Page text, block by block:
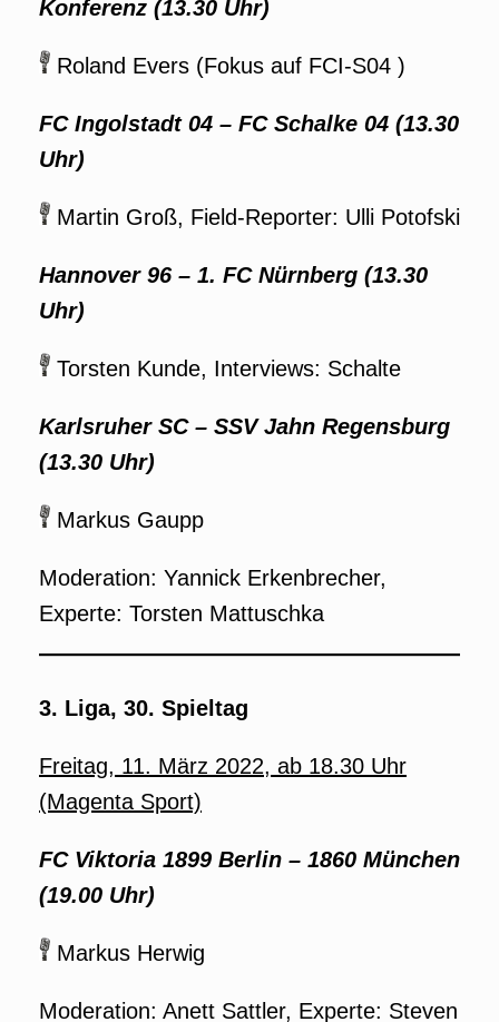
Konferenz (13.30 Uhr)
Roland Evers (Fokus auf FCI-S04 )
FC Ingolstadt 04 – FC Schalke 04 (13.30
Uhr)
Martin Groß, Field-Reporter: Ulli Potofski
Hannover 96 – 1. FC Nürnberg (13.30
Uhr)
Torsten Kunde, Interviews: Schalte
Karlsruher SC – SSV Jahn Regensburg
(13.30 Uhr)
Markus Gaupp
Moderation: Yannick Erkenbrecher,
Experte: Torsten Mattuschka
3. Liga, 30. Spieltag
Freitag, 11. März 2022, ab 18.30 Uhr
(Magenta Sport)
FC Viktoria 1899 Berlin – 1860 München
(19.00 Uhr)
Markus Herwig
Moderation: Anett Sattler, Experte: Steven